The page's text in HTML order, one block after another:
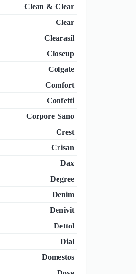
Clean & Clear
Clear
Clearasil
Closeup
Colgate
Comfort
Confetti
Corpore Sano
Crest
Crisan
Dax
Degree
Denim
Denivit
Dettol
Dial
Domestos